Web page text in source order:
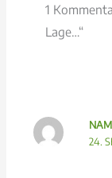
1
Lage…“
24.